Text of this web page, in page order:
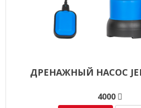
ДРЕНАЖНЫЙ НАСОС
4000